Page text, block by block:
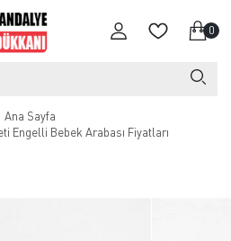
0
Ana Sayfa
Engelli Bebek Arabası Fiyatları